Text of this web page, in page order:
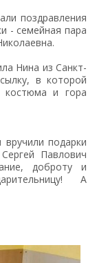
поздравления
- семейная пара
Нина из Санкт-
в которой
костюма и гора
подарки
Павлович
доброту и
А